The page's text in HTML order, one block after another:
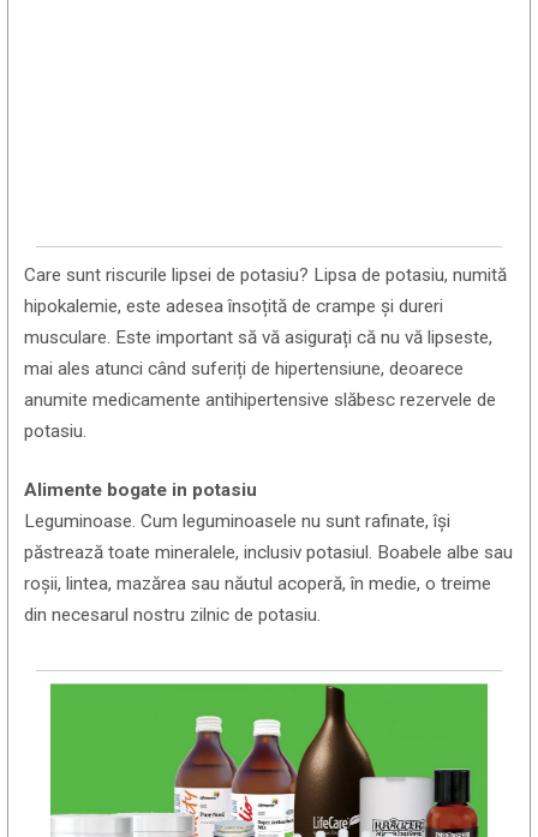
Care sunt riscurile lipsei de potasiu? Lipsa de potasiu, numită
hipokalemie, este adesea însoțită de crampe și dureri
musculare. Este important să vă asigurați că nu vă lipseste,
mai ales atunci când suferiți de hipertensiune, deoarece
anumite medicamente antihipertensive slăbesc rezervele de
potasiu.
Alimente bogate in potasiu
Leguminoase. Cum leguminoasele nu sunt rafinate, își
păstrează toate mineralele, inclusiv potasiul. Boabele albe sau
roșii, lintea, mazărea sau năutul acoperă, în medie, o treime
din necesarul nostru zilnic de potasiu.